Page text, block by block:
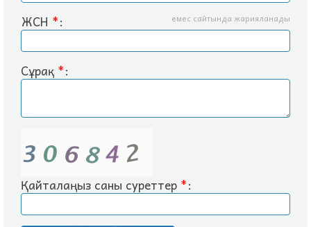
ЖСН *: емес сайтында жарияланады
Сұрақ *:
Қайталаңыз саны суреттер *: